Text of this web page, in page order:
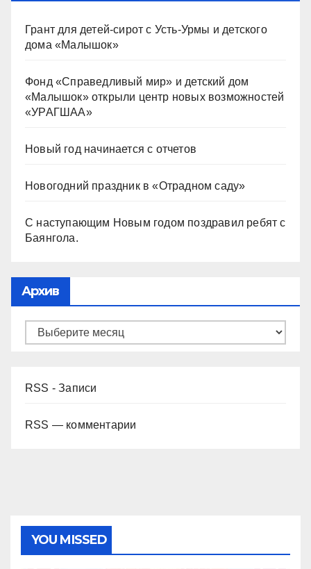
Грант для детей-сирот с Усть-Урмы и детского
дома «Малышок»
Фонд «Справедливый мир» и детский дом
«Малышок» открыли центр новых возможностей
«УРАГШАА»
Новый год начинается с отчетов
Новогодний праздник в «Отрадном саду»
С наступающим Новым годом поздравил ребят с
Баянгола.
Архив
RSS - Записи
RSS — комментарии
YOU MISSED